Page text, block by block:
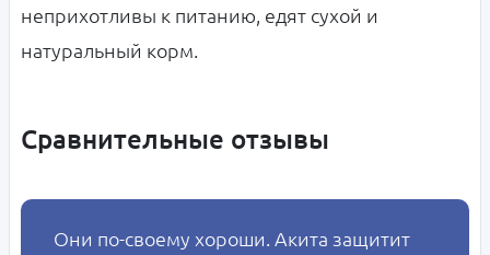
неприхотливы к питанию, едят сухой и
натуральный корм.
Сравнительные отзывы
Они по-своему хороши. Акита защитит